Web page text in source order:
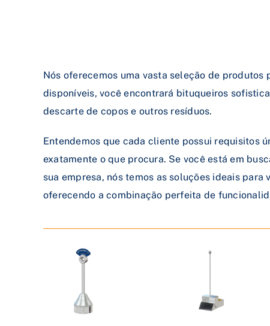
Nós oferecemos uma vasta seleção de
disponíveis, você encontrará bituqueiros
descarte de copos e outros resíduos.
Entendemos que cada cliente possui requisitos
exatamente o que procura. Se você está em
sua empresa, nós temos as soluções ideais
oferecendo a combinação perfeita de